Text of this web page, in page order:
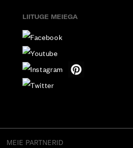
LIITUGE MEIEGA
MEIE PARTNERID